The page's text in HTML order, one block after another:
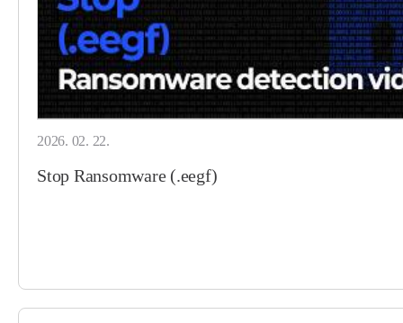
2026. 02. 22.
Stop Ransomware (.eegf)